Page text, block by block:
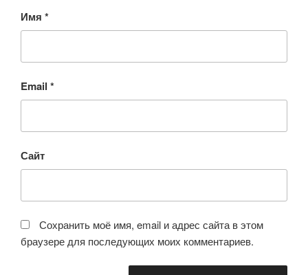
Имя *
Email *
Сайт
Сохранить моё имя, email и адрес сайта в этом
браузере для последующих моих комментариев.